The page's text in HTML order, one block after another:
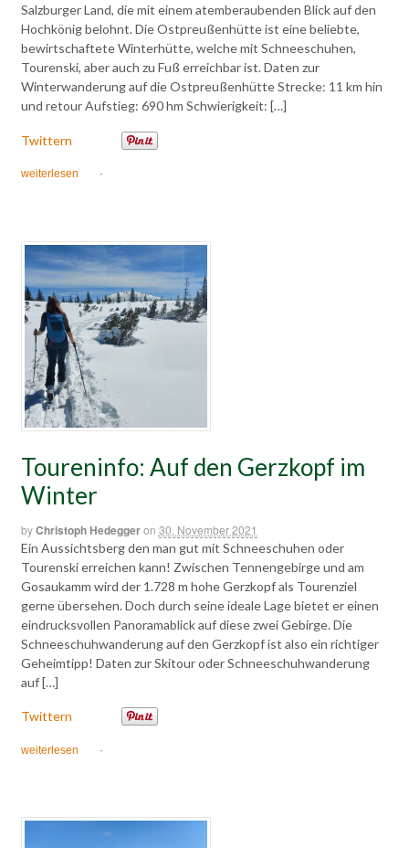
Salzburger Land, die mit einem atemberaubenden Blick auf den
Hochkönig belohnt. Die Ostpreußenhütte ist eine beliebte,
bewirtschaftete Winterhütte, welche mit Schneeschuhen,
Tourenski, aber auch zu Fuß erreichbar ist. Daten zur
Winterwanderung auf die Ostpreußenhütte Strecke: 11 km hin
und retour Aufstieg: 690 hm Schwierigkeit: […]
Twittern
weiterlesen ·
Toureninfo: Auf den Gerzkopf im
Winter
byChristoph Hedeggeron 30. November 2021
Ein Aussichtsberg den man gut mit Schneeschuhen oder
Tourenski erreichen kann! Zwischen Tennengebirge und am
Gosaukamm wird der 1.728 m hohe Gerzkopf als Tourenziel
gerne übersehen. Doch durch seine ideale Lage bietet er einen
eindrucksvollen Panoramablick auf diese zwei Gebirge. Die
Schneeschuhwanderung auf den Gerzkopf ist also ein richtiger
Geheimtipp! Daten zur Skitour oder Schneeschuhwanderung
auf […]
Twittern
weiterlesen ·